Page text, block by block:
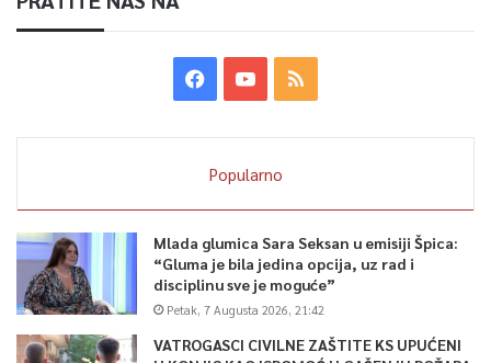
Popularno
Mlada glumica Sara Seksan u emisiji Špica:
“Gluma je bila jedina opcija, uz rad i
disciplinu sve je moguće”
Petak, 7 Augusta 2026, 21:42
VATROGASCI CIVILNE ZAŠTITE KS UPUĆENI